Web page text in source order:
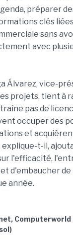
préparer
clés
sans
avec
Álvarez, vice-
projets, tient à
pas de
occuper des
et
t-il,
l'efficacité,
d'embaucher de
année.